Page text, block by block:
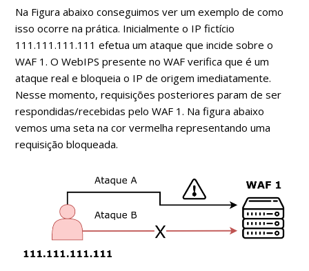
Na Figura abaixo conseguimos ver um exemplo de como
isso ocorre na prática. Inicialmente o IP fictício
111.111.111.111 efetua um ataque que incide sobre o
WAF 1. O WebIPS presente no WAF verifica que é um
ataque real e bloqueia o IP de origem imediatamente.
Nesse momento, requisições posteriores param de ser
respondidas/recebidas pelo WAF 1. Na figura abaixo
vemos uma seta na cor vermelha representando uma
requisição bloqueada.